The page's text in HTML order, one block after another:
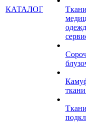
КАТАЛОГ
Ткани